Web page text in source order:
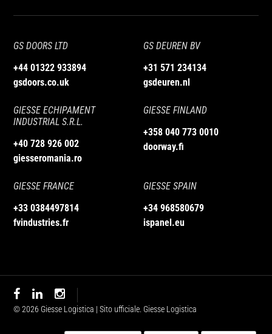
desiderato. Questa soluzione
modulare consente di adattare le
dimensioni della copertura in base
e robustezza.
Perché scegliere una
tensostruttura usata?
Acquistare una tensostruttura usata
permette di ottenere un prodotto
affidabile a un prezzo conveniente. Le
tempo.
Tensostrutture usate:
qualità garantita.
GS DOORS LTD
+44 01322 933894
gsdoors.co.uk
GS DEUREN BV
+31 571 234134
gsdeuren.nl
GIESSE ECHIPAMENT
INDUSTRIAL S.R.L.
+40 728 926 002
giesseromania.ro
GIESSE FINLAND
+358 040 773 0010
doorway.fi
GIESSE FRANCE
+33 0384497814
fvindustries.fr
GIESSE SPAIN
+34 968580679
ispanel.eu
facebooklinkedininstagram
© 2026 Giesse Logistica | Sito ufficiale. Giesse Logistica